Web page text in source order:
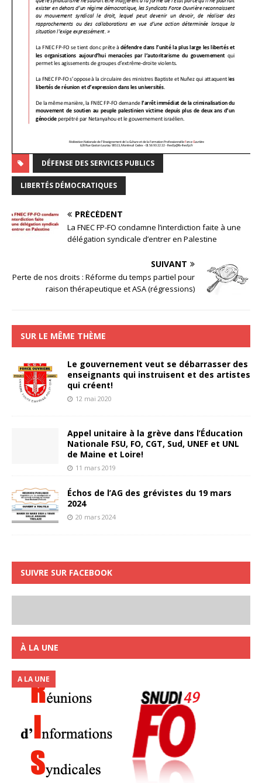
DÉFENSE DES SERVICES PUBLICS
LIBERTÉS DÉMOCRATIQUES
PRÉCÉDENT
La FNEC FP-FO condamne l’interdiction faite à une
délégation syndicale d’entrer en Palestine
SUIVANT
Perte de nos droits : Réforme du temps partiel pour
raison thérapeutique et ASA (régressions)
SUR LE MÊME THÈME
Le gouvernement veut se débarrasser des
enseignants qui instruisent et des artistes
qui créent!
12 mai 2020
Appel unitaire à la grève dans l’Éducation
Nationale FSU, FO, CGT, Sud, UNEF et UNL
de Maine et Loire!
11 mars 2019
Échos de l’AG des grévistes du 19 mars
2024
20 mars 2024
SUIVRE SUR FACEBOOK
À LA UNE
A LA UNE